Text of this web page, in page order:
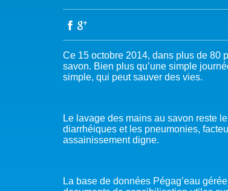
Ce 15 octobre 2014, dans plus de 80
savon. Bien plus qu’une simple
simple, qui peut sauver des vies.
Le lavage des mains au savon reste
diarrhéiques et les pneumonies,
assainissement digne.
La base de données Pégag’eau